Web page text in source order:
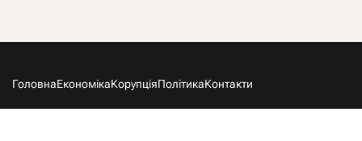
ГоловнаЕкономікаКорупціяПолітикаКонтакти